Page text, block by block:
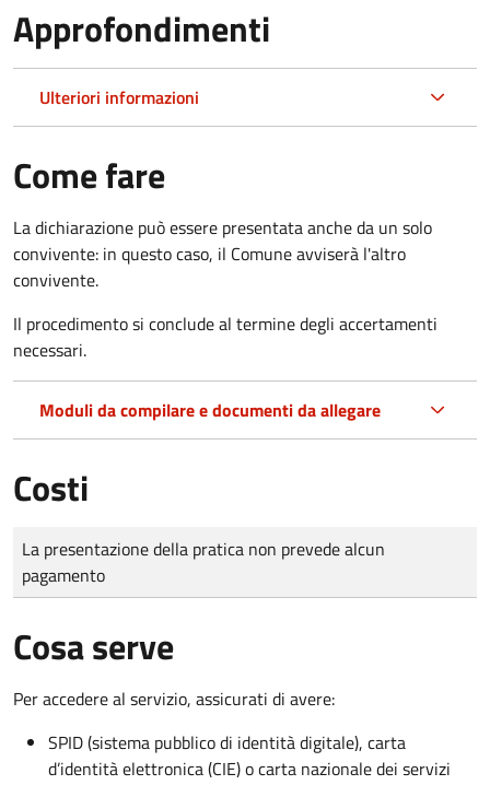
Approfondimenti
Ulteriori informazioni
Come fare
La dichiarazione può essere presentata anche da un solo
convivente: in questo caso, il Comune avviserà l'altro
convivente.
Il procedimento si conclude al termine degli accertamenti
necessari.
Moduli da compilare e documenti da allegare
Costi
Tipo di pagamento
Importo
La presentazione della pratica non prevede alcun
pagamento
Cosa serve
Per accedere al servizio, assicurati di avere:
SPID (sistema pubblico di identità digitale), carta
d’identità elettronica (CIE) o carta nazionale dei servizi